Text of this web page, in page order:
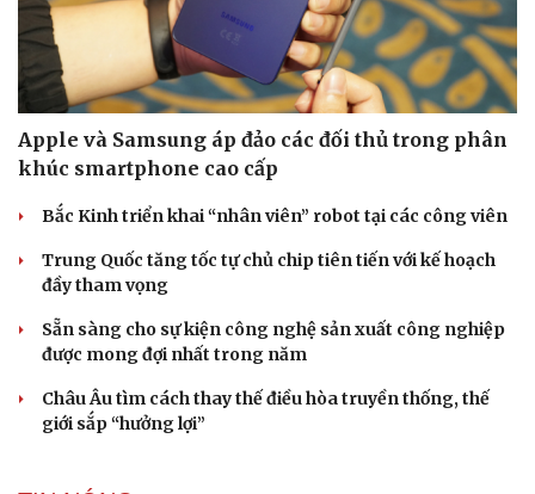
Apple và Samsung áp đảo các đối thủ trong phân
khúc smartphone cao cấp
Bắc Kinh triển khai “nhân viên” robot tại các công viên
Trung Quốc tăng tốc tự chủ chip tiên tiến với kế hoạch
đầy tham vọng
Sẵn sàng cho sự kiện công nghệ sản xuất công nghiệp
được mong đợi nhất trong năm
Châu Âu tìm cách thay thế điều hòa truyền thống, thế
giới sắp “hưởng lợi”